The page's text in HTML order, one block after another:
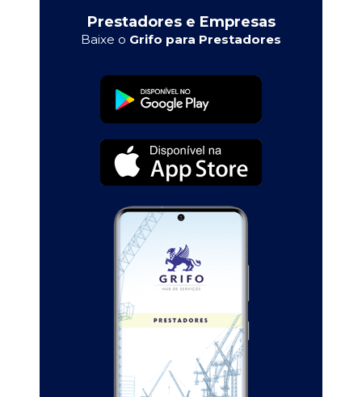
Prestadores e Empresas
Baixe o Grifo para Prestadores